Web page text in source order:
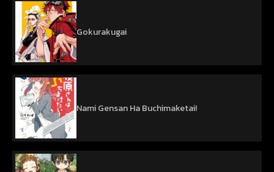
Gokurakugai
Nami Gensan Ha Buchimaketai!